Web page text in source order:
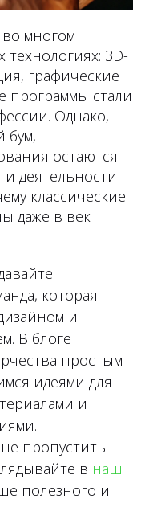
многом
3D-
графические
программы стали
Однако,
бум,
остаются
деятельности
классические
даже в век
которая
и
В блоге
простым
идеями для
и
пропустить
в наш
полезного и